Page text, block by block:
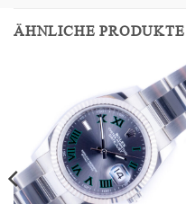
ÄHNLICHE PRODUKTE
Add to
wishlist